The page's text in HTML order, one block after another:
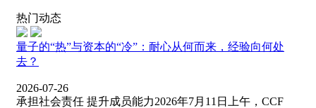
热门动态
量子的“热”与资本的“冷”：耐心从何而来，经验向何处
去？
2026-07-26
承担社会责任 提升成员能力2026年7月11日上午，CCF